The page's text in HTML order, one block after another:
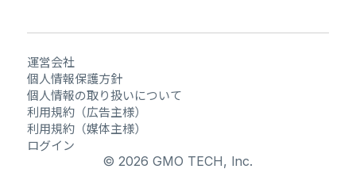
運営会社
個人情報保護方針
個人情報の取り扱いについて
利用規約（広告主様）
利用規約（媒体主様）
ログイン
© 2026 GMO TECH, lnc.